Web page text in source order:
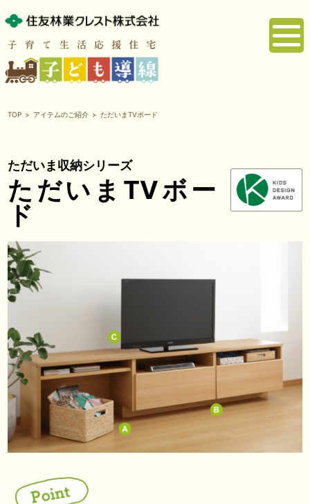
子ども導線とは アイテムのご紹介
お問い合わせ
TOP アイテムのご紹介 ただいまTVボード
ただいま収納シリーズ
ただいまTVボー
ド